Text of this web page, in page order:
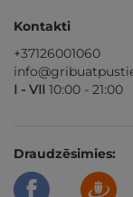
Kontakti
+37126001060
I - VII 10:00 - 21:00
Draudzēsimies: